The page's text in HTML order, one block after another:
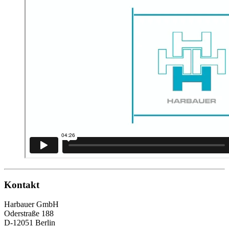
Kontakt
Harbauer GmbH
Oderstraße 188
D-12051 Berlin